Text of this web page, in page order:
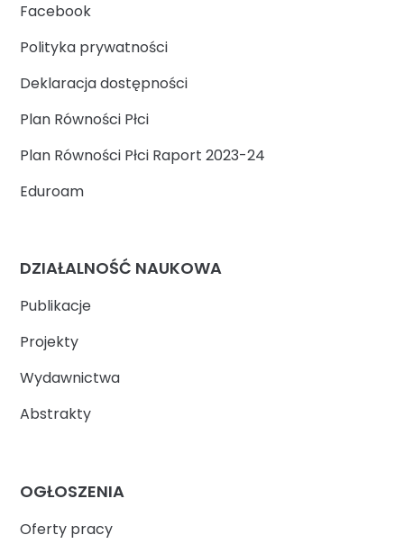
Facebook
Polityka prywatności
Deklaracja dostępności
Plan Równości Płci
Plan Równości Płci Raport 2023-24
Eduroam
DZIAŁALNOŚĆ NAUKOWA
Publikacje
Projekty
Wydawnictwa
Abstrakty
OGŁOSZENIA
Oferty pracy